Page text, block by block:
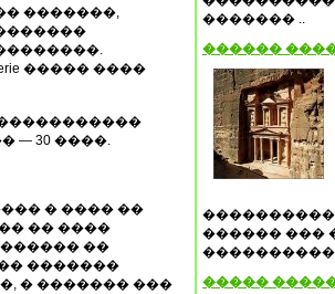
�������,
����� ����
— 30 ����.
� ���� ��
�� ����
��
�������
� ������� ���
������� ..
������
������ ���
����������.
�����